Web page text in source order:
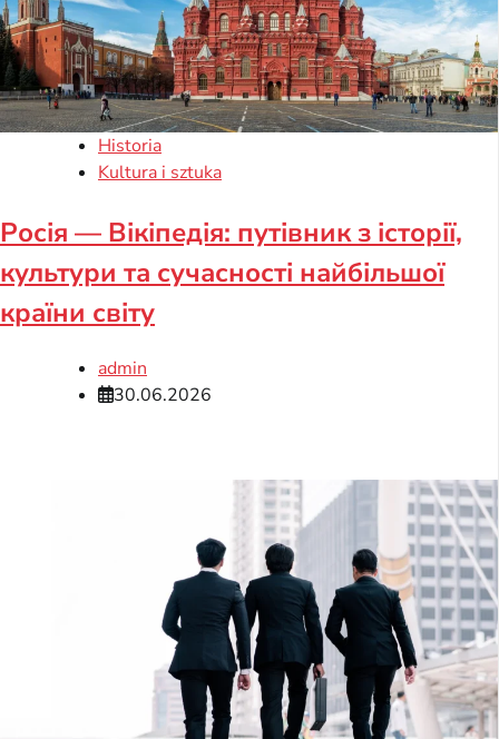
Historia
Kultura i sztuka
Росія — Вікіпедія: путівник з історії,
культури та сучасності найбільшої
країни світу
admin
30.06.2026